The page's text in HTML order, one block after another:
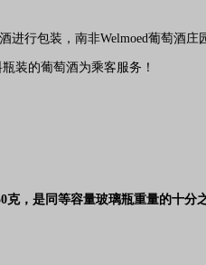
进行包装，南非Welmoed葡萄酒庄
装的葡萄酒为乘客服务！
，是同等容量玻璃瓶重量的十分之